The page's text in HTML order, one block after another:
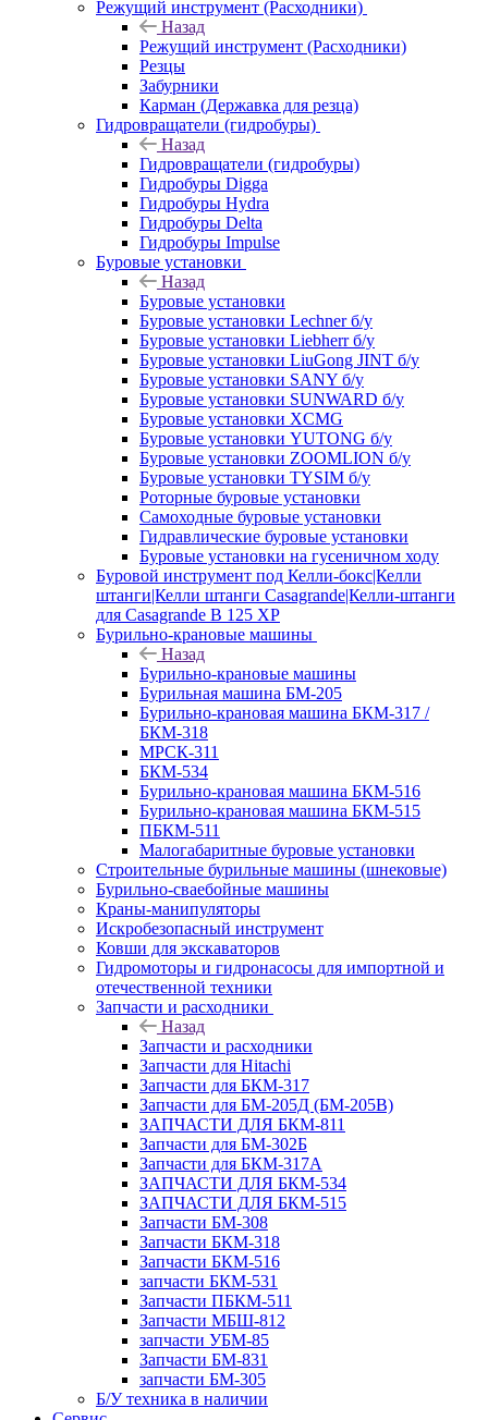
Режущий инструмент (Расходники)
Назад
Режущий инструмент (Расходники)
Резцы
Забурники
Карман (Державка для резца)
Гидровращатели (гидробуры)
Назад
Гидровращатели (гидробуры)
Гидробуры Digga
Гидробуры Hydra
Гидробуры Delta
Гидробуры Impulse
Буровые установки
Назад
Буровые установки
Буровые установки Lechner б/у
Буровые установки Liebherr б/у
Буровые установки LiuGong JINT б/у
Буровые установки SANY б/у
Буровые установки SUNWARD б/у
Буровые установки XCMG
Буровые установки YUTONG б/у
Буровые установки ZOOMLION б/у
Буровые установки TYSIM б/у
Роторные буровые установки
Самоходные буровые установки
Гидравлические буровые установки
Буровые установки на гусеничном ходу
Буровой инструмент под Келли-бокс|Келли
штанги|Келли штанги Casagrande|Келли-штанги
для Casagrande B 125 XP
Бурильно-крановые машины
Назад
Бурильно-крановые машины
Бурильная машина БМ-205
Бурильно-крановая машина БКМ-317 /
БКМ-318
МРСК-311
БКМ-534
Бурильно-крановая машина БКМ-516
Бурильно-крановая машина БКМ-515
ПБКМ-511
Малогабаритные буровые установки
Строительные бурильные машины (шнековые)
Бурильно-сваебойные машины
Краны-манипуляторы
Искробезопасный инструмент
Ковши для экскаваторов
Гидромоторы и гидронасосы для импортной и
отечественной техники
Запчасти и расходники
Назад
Запчасти и расходники
Запчасти для Hitachi
Запчасти для БКМ-317
Запчасти для БМ-205Д (БМ-205В)
ЗАПЧАСТИ ДЛЯ БКМ-811
Запчасти для БМ-302Б
Запчасти для БКМ-317А
ЗАПЧАСТИ ДЛЯ БКМ-534
ЗАПЧАСТИ ДЛЯ БКМ-515
Запчасти БМ-308
Запчасти БКМ-318
Запчасти БКМ-516
запчасти БКМ-531
Запчасти ПБКМ-511
Запчасти МБШ-812
запчасти УБМ-85
Запчасти БМ-831
запчасти БМ-305
Б/У техника в наличии